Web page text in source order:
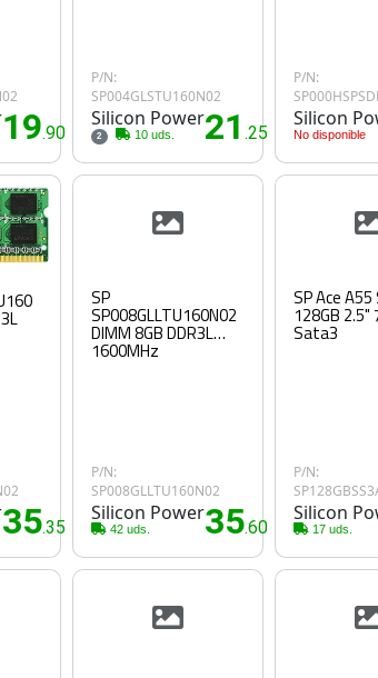
19.90€
P/N:
SP004GLSTU160N02
Silicon Power
2 10 uds. 21.25€
P/N:
Silicon
No disponible
35.35€
SP
SP008GLLTU160N02
DIMM 8GB DDR3L
1600MHz
P/N:
SP008GLLTU160N02
Silicon Power
42 uds. 35.60€
SP Ace A55
128GB 2.5"
Sata3
P/N:
Silicon
17 uds.